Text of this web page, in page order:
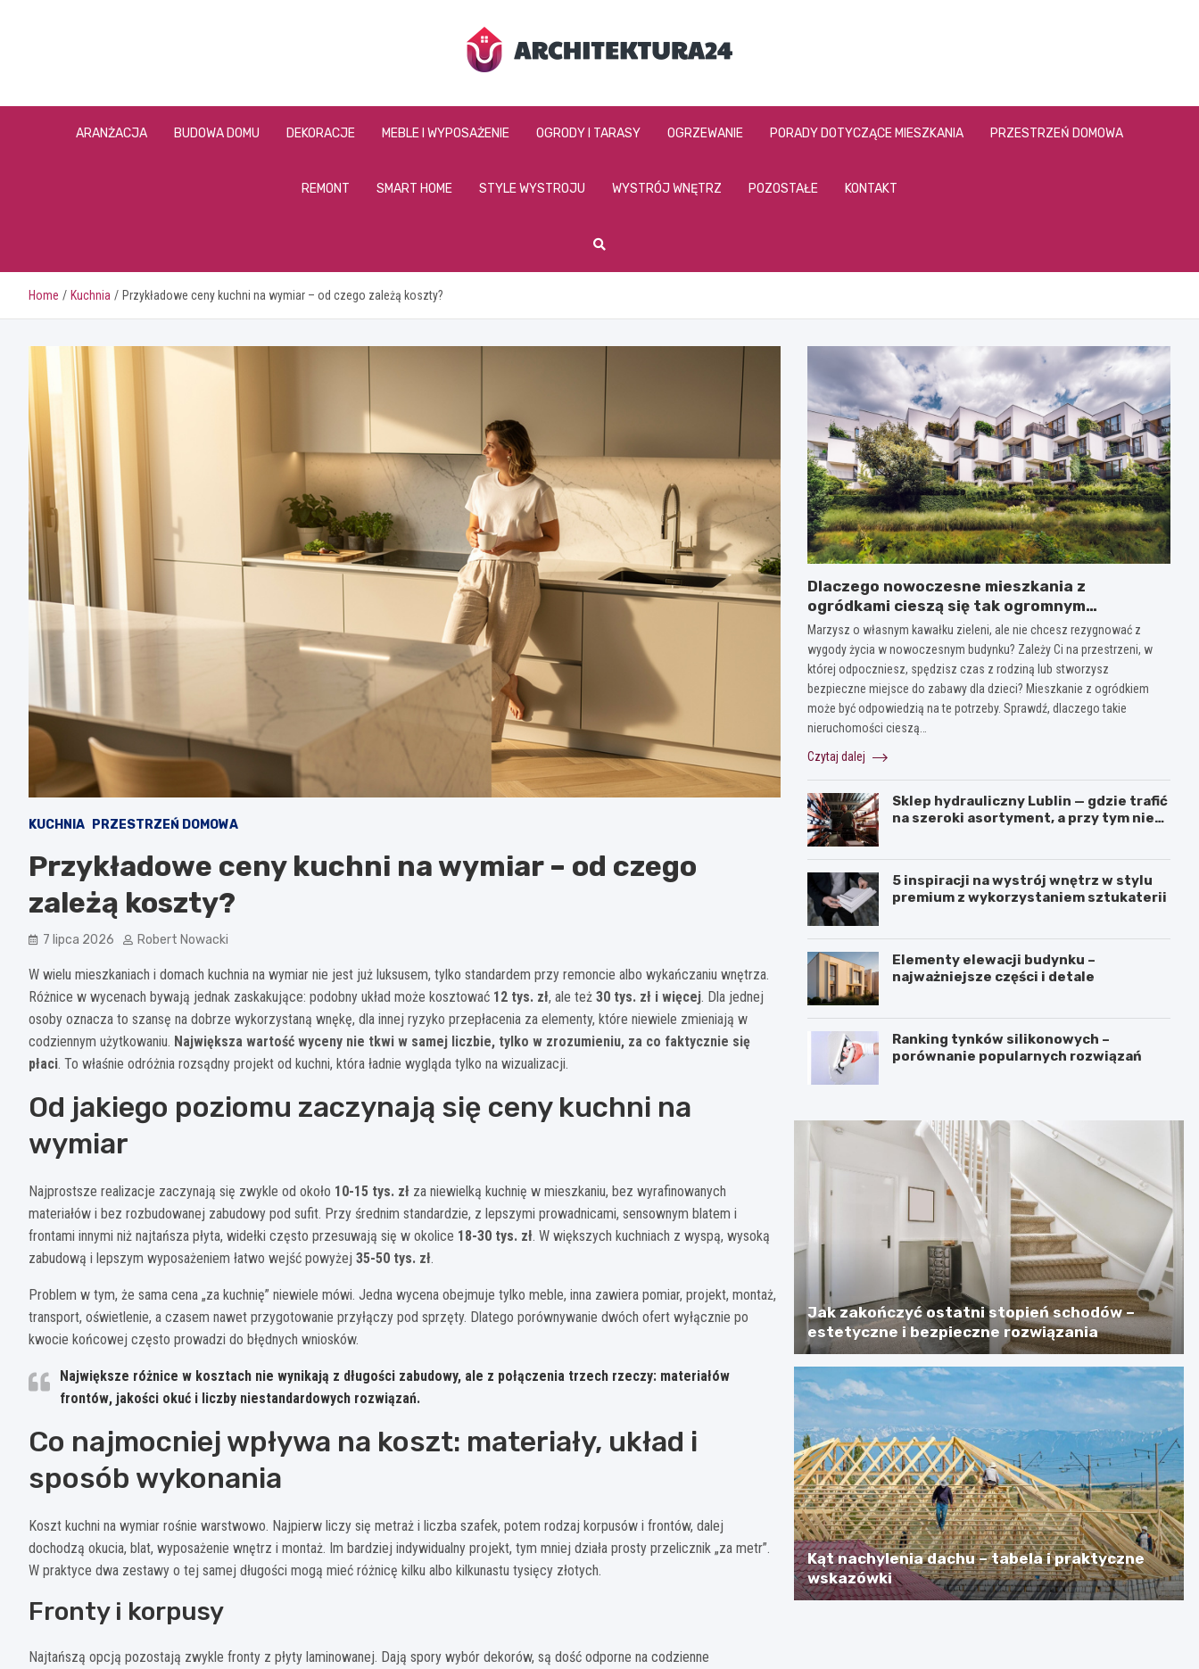
architektura24.pl
ARANŻACJA BUDOWA DOMU DEKORACJE MEBLE I WYPOSAŻENIE OGRODY I TARASY OGRZEWANIE PORADY DOTYCZĄCE MIESZKANIA PRZESTRZEŃ DOMOWA
REMONT SMART HOME STYLE WYSTROJU WYSTRÓJ WNĘTRZ POZOSTAŁE KONTAKT
Home Kuchnia Przykładowe ceny kuchni na wymiar – od czego zależą koszty?
KUCHNIA PRZESTRZEŃ DOMOWA
Przykładowe ceny kuchni na wymiar – od czego
zależą koszty?
7 lipca 2026 Robert Nowacki
W wielu mieszkaniach i domach kuchnia na wymiar nie jest już luksusem, tylko standardem przy remoncie albo wykańczaniu wnętrza.
Różnice w wycenach bywają jednak zaskakujące: podobny układ może kosztować 12 tys. zł, ale też 30 tys. zł i więcej. Dla jednej
osoby oznacza to szansę na dobrze wykorzystaną wnękę, dla innej ryzyko przepłacenia za elementy, które niewiele zmieniają w
codziennym użytkowaniu. Największa wartość wyceny nie tkwi w samej liczbie, tylko w zrozumieniu, za co faktycznie się
płaci. To właśnie odróżnia rozsądny projekt od kuchni, która ładnie wygląda tylko na wizualizacji.
Od jakiego poziomu zaczynają się ceny kuchni na
wymiar
Najprostsze realizacje zaczynają się zwykle od około 10-15 tys. zł za niewielką kuchnię w mieszkaniu, bez wyrafinowanych
materiałów i bez rozbudowanej zabudowy pod sufit. Przy średnim standardzie, z lepszymi prowadnicami, sensownym blatem i
frontami innymi niż najtańsza płyta, widełki często przesuwają się w okolice 18-30 tys. zł. W większych kuchniach z wyspą, wysoką
zabudową i lepszym wyposażeniem łatwo wejść powyżej 35-50 tys. zł.
Problem w tym, że sama cena „za kuchnię” niewiele mówi. Jedna wycena obejmuje tylko meble, inna zawiera pomiar, projekt, montaż,
transport, oświetlenie, a czasem nawet przygotowanie przyłączy pod sprzęty. Dlatego porównywanie dwóch ofert wyłącznie po
kwocie końcowej często prowadzi do błędnych wniosków.
Największe różnice w kosztach nie wynikają z długości zabudowy, ale z połączenia trzech rzeczy: materiałów
frontów, jakości okuć i liczby niestandardowych rozwiązań.
Co najmocniej wpływa na koszt: materiały, układ i
sposób wykonania
Koszt kuchni na wymiar rośnie warstwowo. Najpierw liczy się metraż i liczba szafek, potem rodzaj korpusów i frontów, dalej
dochodzą okucia, blat, wyposażenie wnętrz i montaż. Im bardziej indywidualny projekt, tym mniej działa prosty przelicznik „za metr”.
W praktyce dwa zestawy o tej samej długości mogą mieć różnicę kilku albo kilkunastu tysięcy złotych.
Fronty i korpusy
Najtańszą opcją pozostają zwykle fronty z płyty laminowanej. Dają spory wybór dekorów, są dość odporne na codzienne
Dlaczego nowoczesne mieszkania z
ogródkami cieszą się tak ogromnym
zainteresowaniem?
Marzysz o własnym kawałku zieleni, ale nie chcesz rezygnować z
wygody życia w nowoczesnym budynku? Zależy Ci na przestrzeni, w
której odpoczniesz, spędzisz czas z rodziną lub stworzysz
bezpieczne miejsce do zabawy dla dzieci? Mieszkanie z ogródkiem
może być odpowiedzią na te potrzeby. Sprawdź, dlaczego takie
nieruchomości cieszą…
Czytaj dalej
Sklep hydrauliczny Lublin — gdzie trafić
na szeroki asortyment, a przy tym nie
5 inspiracji na wystrój wnętrz w stylu
premium z wykorzystaniem sztukaterii
Elementy elewacji budynku –
najważniejsze części i detale
Ranking tynków silikonowych –
porównanie popularnych rozwiązań
Jak zakończyć ostatni stopień schodów –
estetyczne i bezpieczne rozwiązania
Kąt nachylenia dachu – tabela i praktyczne
wskazówki